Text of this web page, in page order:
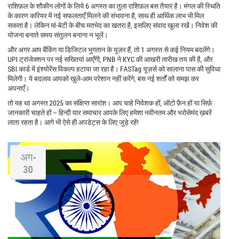
राशिफ़ल के शौकीन लोगों के लिये 6 अगस्त का तुला राशिफ़ल बस तैयार है। मंगल की स्थिति
के कारण करियर में नई सफलताएँ मिलने की संभावना है, साथ ही आर्थिक लाभ भी मिल
सकता है। लेकिन मां‑बेटी के बीच मतभेद का खतरा है, इसलिए संवाद खुला रखें। निवेश की
योजना बनाते समय संतुलन बनाना न भूलें।
और अगर आप बैंकिंग या डिजिटल भुगतान के यूज़र हैं, तो 1 अगस्त से कई नियम बदलेंगे।
UPI ट्रांजेक्शन पर नई सख्तियां आएँगी, PNB ने KYC की आखरी तारीख तय की है, और
SBI कार्ड में इंश्योरेंस विकल्प हटाया जा रहा है। FASTag यूज़र्स को सालाना पास की सुविधा
मिलेगी। ये बदलाव आपको खुले‑आम परेशान नहीं करेंगे, बस नई शर्तों को समझ कर
अपनाएँ।
तो यह था अगस्त 2025 का संक्षिप्त सारांश। आप चाहे निवेशक हों, ऑटो फ़ैन हों या सिर्फ़
जानकारी चाहते हों – हिन्दी यार समाचार आपके लिए हमेशा नवीनतम और भरोसेमंद ख़बरें
लाता रहता है। आगे भी ऐसे ही अपडेट्स के लिए जुड़े रहें!
अग॰
30